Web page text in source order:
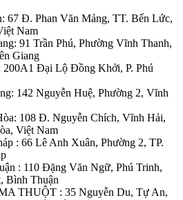
67 Đ. Phan Văn Mảng, TT. Bến Lức,
Nam
91 Trần Phú, Phường Vĩnh Thanh,
Giang
200A1 Đại Lộ Đồng Khởi, P. Phú
142 Nguyễn Huệ, Phường 2, Vĩnh
108 Đ. Nguyễn Chích, Vĩnh Hải,
Việt Nam
: 66 Lê Anh Xuân, Phường 2, TP.
: 110 Đặng Văn Ngữ, Phú Trinh,
Bình Thuận
THUỘT : 35 Nguyễn Du, Tự An,